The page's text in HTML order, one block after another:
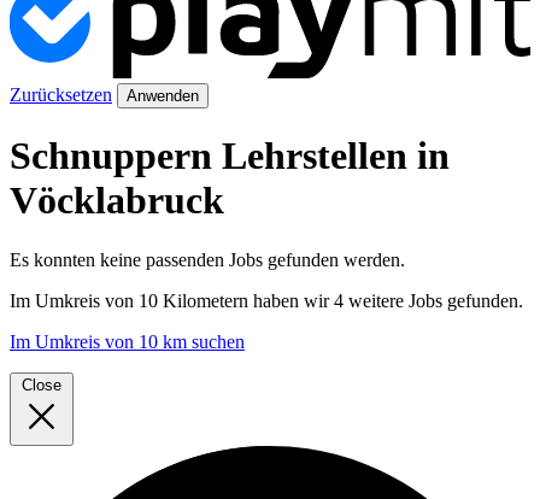
Zurücksetzen Anwenden
Schnuppern Lehrstellen in
Vöcklabruck
Es konnten keine passenden Jobs gefunden werden.
Im Umkreis von 10 Kilometern haben wir4 weitere Jobs gefunden.
Im Umkreis von 10 km suchen
Close